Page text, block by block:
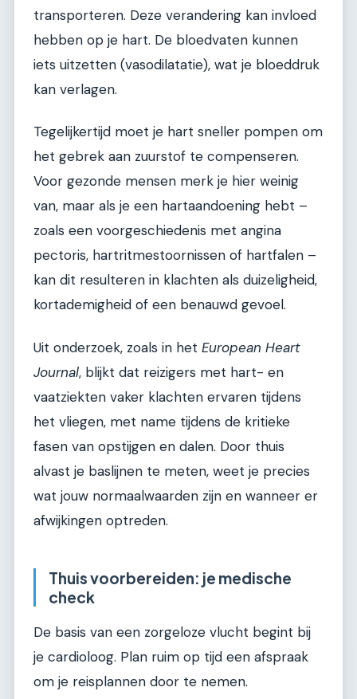
transporteren. Deze verandering kan invloed
hebben op je hart. De bloedvaten kunnen
iets uitzetten (vasodilatatie), wat je bloeddruk
kan verlagen.
Tegelijkertijd moet je hart sneller pompen om
het gebrek aan zuurstof te compenseren.
Voor gezonde mensen merk je hier weinig
van, maar als je een hartaandoening hebt –
zoals een voorgeschiedenis met angina
pectoris, hartritmestoornissen of hartfalen –
kan dit resulteren in klachten als duizeligheid,
kortademigheid of een benauwd gevoel.
Uit onderzoek, zoals in het European Heart
Journal, blijkt dat reizigers met hart- en
vaatziekten vaker klachten ervaren tijdens
het vliegen, met name tijdens de kritieke
fasen van opstijgen en dalen. Door thuis
alvast je baslijnen te meten, weet je precies
wat jouw normaalwaarden zijn en wanneer er
afwijkingen optreden.
Thuis voorbereiden: je medische
check
De basis van een zorgeloze vlucht begint bij
je cardioloog. Plan ruim op tijd een afspraak
om je reisplannen door te nemen.